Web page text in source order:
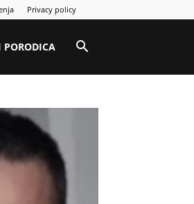
Privacy policy
PORODICA